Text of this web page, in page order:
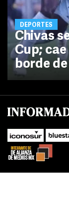
DEPORTES
Chivas
Cup;
borde